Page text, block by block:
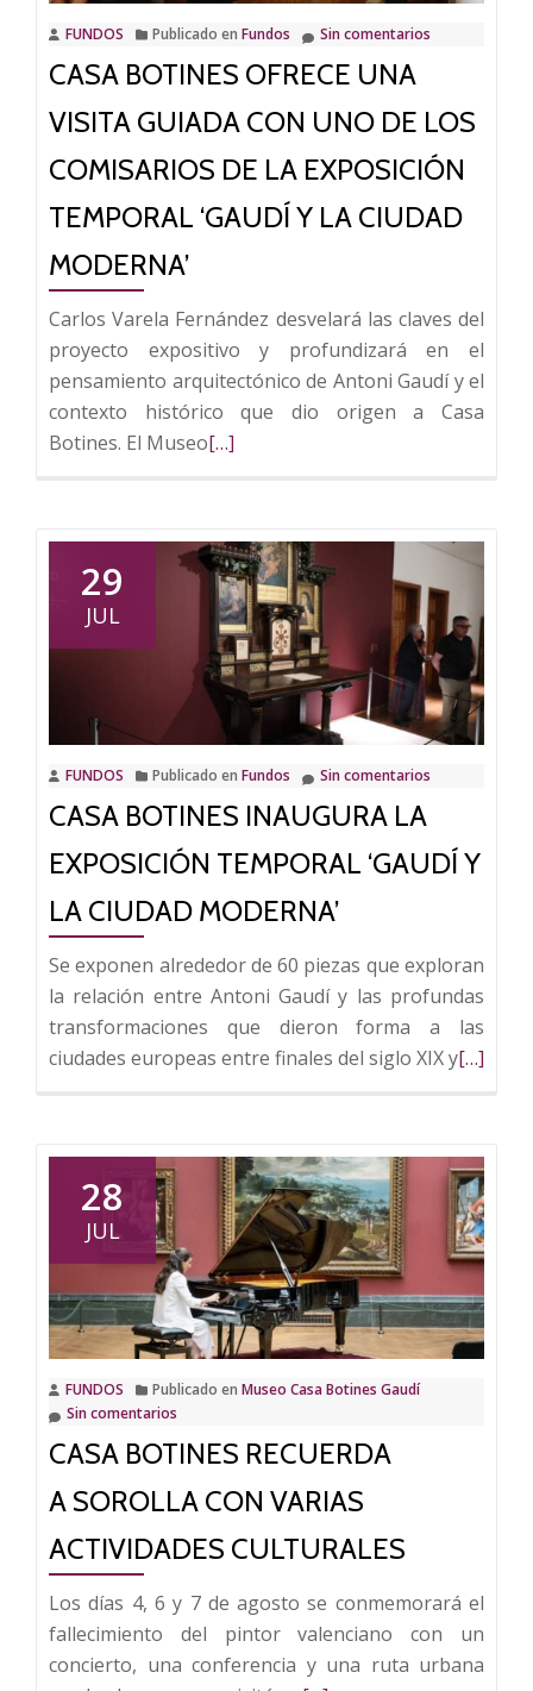
Feria
Modernista
de
a
la
de
Reus,
Sandra
Guaita
FUNDOS Publicado en Fundos Sin comentarios
CASA BOTINES OFRECE UNA
VISITA GUIADA CON UNO DE LOS
COMISARIOS DE LA EXPOSICIÓN
TEMPORAL ‘GAUDÍ Y LA CIUDAD
MODERNA’
Carlos Varela Fernández desvelará las claves del
proyecto expositivo y profundizará en el
pensamiento arquitectónico de Antoni Gaudí y el
contexto histórico que dio origen a Casa
Botines. El MuseoLeer
Botines
ofrece
una
visita
guiada
con
uno
de
los
de
la
temporal
‘Gaudí
la
[…]
29
JUL
FUNDOS Publicado en Fundos Sin comentarios
CASA BOTINES INAUGURA LA
EXPOSICIÓN TEMPORAL ‘GAUDÍ Y
LA CIUDAD MODERNA’
Se exponen alrededor de 60 piezas que exploran
la relación entre Antoni Gaudí y las profundas
transformaciones que dieron forma a las
ciudades europeas entre finales del siglo XIX yLeer
Botines
la
‘Gaudí
y
[…]
28
JUL
FUNDOS Publicado en Museo Casa Botines Gaudí
Sin comentarios
CASA BOTINES RECUERDA
A SOROLLA CON VARIAS
ACTIVIDADES CULTURALES
Los días 4, 6 y 7 de agosto se conmemorará el
fallecimiento del pintor valenciano con un
concierto, una conferencia y una ruta urbana